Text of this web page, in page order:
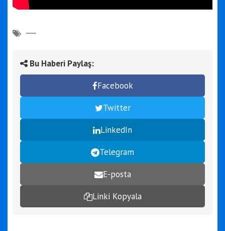
Bu Haberi Paylaş:
Facebook
Twitter
LinkedIn
Telegram
E-posta
Linki Kopyala